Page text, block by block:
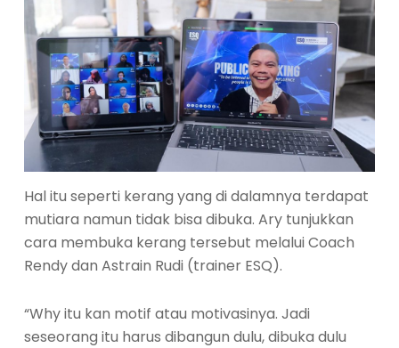
Hal itu seperti kerang yang di dalamnya terdapat
mutiara namun tidak bisa dibuka. Ary tunjukkan
cara membuka kerang tersebut melalui Coach
Rendy dan Astrain Rudi (trainer ESQ).
“Why itu kan motif atau motivasinya. Jadi
seseorang itu harus dibangun dulu, dibuka dulu